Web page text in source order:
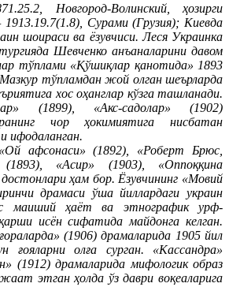
Новгород-Волинский, ҳозирги
Сурами (Грузия); Киевда
шоираси ва ёзувчиси. Леся Украинка
Шевченко анъаналарини давом
тўплами «Қўшиқлар қанотида» 1893
тўпламдан жой олган шеърларда
хос оҳанглар кўзга ташланади.
(1899), «Акс-садолар» (1902)
чор ҳокимиятига нисбатан
ифодаланган.
афсонаси» (1892), «Роберт Брюс,
«Асир» (1903), «Оппоққина
ҳам бор. Ёзувчининг «Мовий
драмаси ўша йиллардаги украин
маиший ҳаёт ва этнографик урф-
исён сифатида майдонга келган.
(1906) драмаларида 1905 йил
ғояларни олға сурган. «Кассандра»
(1912) драмаларида мифологик образ
этган ҳолда ўз даври воқеаларига